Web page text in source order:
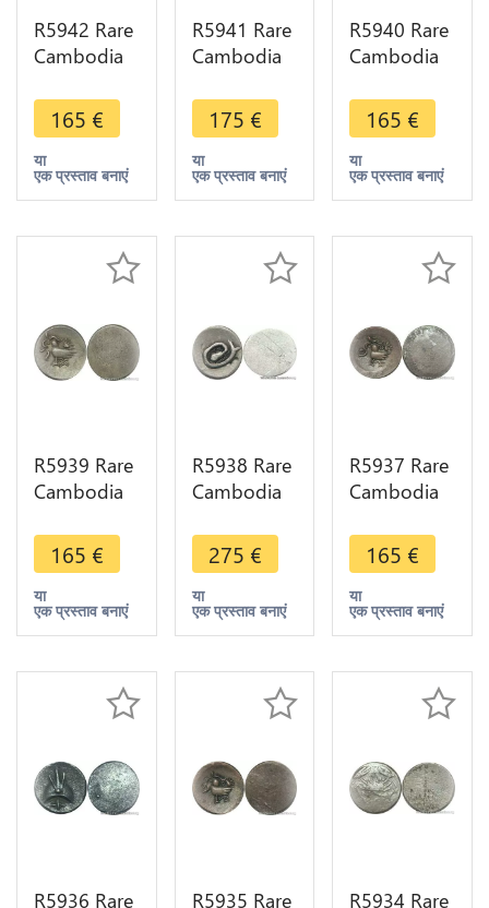
R5942 Rare
Cambodia
Fuang
Norodom I
ND 1847
Rooster
>M offer
165 €
या
एक प्रस्ताव बनाएं
R5941 Rare
Cambodia
Duong ND
1847 Cocoa
Bean Bold
Silver >M
175 €
या
एक प्रस्ताव बनाएं
R5940 Rare
Cambodia
Fuang
Norodom I
ND 1847
Rooster
>M offer
165 €
या
एक प्रस्ताव बनाएं
R5939 Rare
Cambodia
Fuang
Norodom I
ND 1847
Rooster
>M offer
165 €
या
एक प्रस्ताव बनाएं
R5938 Rare
Cambodia
Duong ND
1847 Lotus
flower seed
spiral Silver
275 €
या
एक प्रस्ताव बनाएं
R5937 Rare
Cambodia
Fuang
Norodom I
ND 1847
Rooster
>M offer
165 €
या
एक प्रस्ताव बनाएं
R5936 Rare
R5935 Rare
R5934 Rare